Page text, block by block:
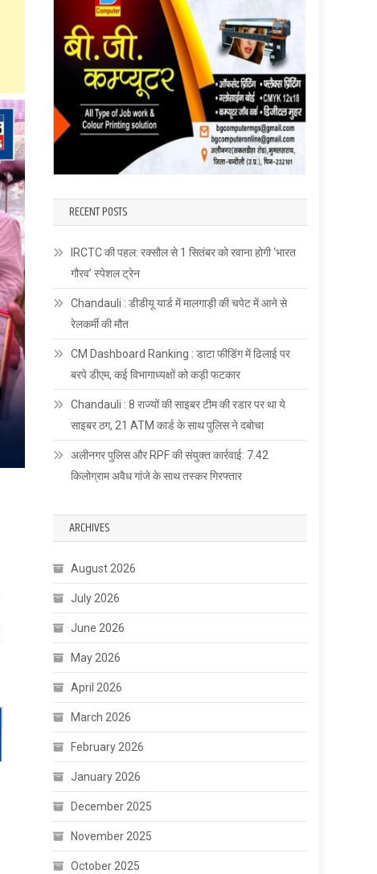
RECENT POSTS
IRCTC की पहल: रक्सौल से 1 सितंबर को रवाना होगी ‘भारत
गौरव’ स्पेशल ट्रेन
Chandauli : डीडीयू यार्ड में मालगाड़ी की चपेट में आने से
रेलकर्मी की मौत
CM Dashboard Ranking : डाटा फीडिंग में ढिलाई पर
बरपे डीएम, कई विभागाध्यक्षों को कड़ी फटकार
Chandauli : 8 राज्यों की साइबर टीम की रडार पर था ये
साइबर ठग, 21 ATM कार्ड के साथ पुलिस ने दबोचा
अलीनगर पुलिस और RPF की संयुक्त कार्रवाई: 7.42
किलोग्राम अवैध गांजे के साथ तस्कर गिरफ्तार
ARCHIVES
August 2026
July 2026
June 2026
May 2026
April 2026
March 2026
February 2026
January 2026
December 2025
November 2025
October 2025